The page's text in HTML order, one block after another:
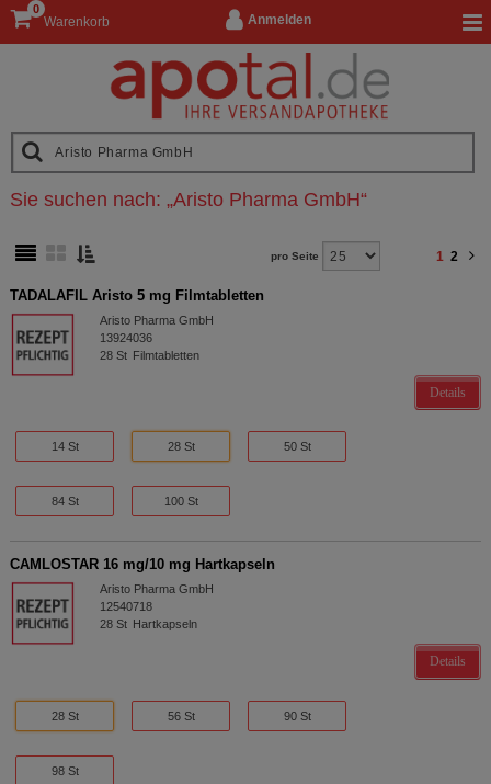
Anmelden
Warenkorb
0
Sie suchen nach: „Aristo Pharma GmbH“
pro Seite 1 2
TADALAFIL Aristo 5 mg Filmtabletten
Aristo Pharma GmbH
13924036
28 St Filmtabletten
Details
14 St 28 St 50 St
84 St 100 St
CAMLOSTAR 16 mg/10 mg Hartkapseln
Aristo Pharma GmbH
12540718
28 St Hartkapseln
Details
28 St 56 St 90 St
98 St